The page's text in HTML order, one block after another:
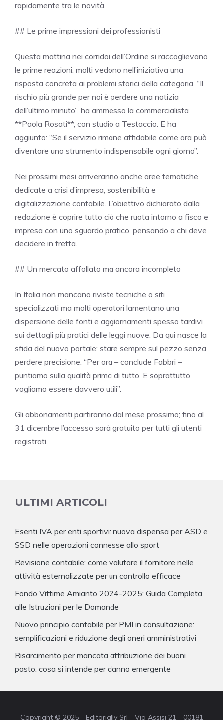
rapidamente tra le novità.
## Le prime impressioni dei professionisti
Questa mattina nei corridoi dell’Ordine si raccoglievano
le prime reazioni: molti vedono nell’iniziativa una
risposta concreta ai problemi storici della categoria. “Il
rischio più grande per noi è perdere una notizia
dell’ultimo minuto”, ha ammesso la commercialista
**Paola Rosati**, con studio a Testaccio. E ha
aggiunto: “Se il servizio rimane affidabile come ora può
diventare uno strumento indispensabile ogni giorno”.
Nei prossimi mesi arriveranno anche aree tematiche
dedicate a crisi d’impresa, sostenibilità e
digitalizzazione contabile. L’obiettivo dichiarato dalla
redazione è coprire tutto ciò che ruota intorno a fisco e
impresa con uno sguardo pratico, pensando a chi deve
decidere in fretta.
## Un mercato affollato ma ancora incompleto
In Italia non mancano riviste tecniche o siti
specializzati ma molti operatori lamentano una
dispersione delle fonti e aggiornamenti spesso tardivi
sui dettagli più pratici delle leggi nuove. Da qui nasce la
sfida del nuovo portale: stare sempre sul pezzo senza
perdere precisione. “Per ora – conclude Fabbri –
puntiamo sulla qualità prima di tutto. E soprattutto
vogliamo essere davvero utili”.
Gli abbonamenti partiranno dal mese prossimo; fino al
31 dicembre l’accesso sarà gratuito per tutti gli utenti
registrati.
ULTIMI ARTICOLI
Esenti IVA per enti sportivi: nuova dispensa per ASD e
SSD nelle operazioni connesse allo sport
Revisione contabile: come valutare il fornitore nelle
attività esternalizzate per un controllo efficace
Fondo Vittime Amianto 2024-2025: Guida Completa
alle Istruzioni per le Domande
Nuovo principio contabile per PMI in consultazione:
semplificazioni e riduzione degli oneri amministrativi
Risarcimento per mancata attribuzione dei buoni
pasto: cosa si intende per danno emergente
Copyright © 2025 - Editorially Srl - Via Assisi 21 - 00181